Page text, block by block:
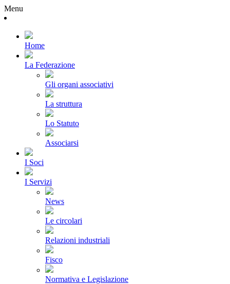
Menu
Home
La Federazione
Gli organi associativi
La struttura
Lo Statuto
Associarsi
I Soci
I Servizi
News
Le circolari
Relazioni industriali
Fisco
Normativa e Legislazione